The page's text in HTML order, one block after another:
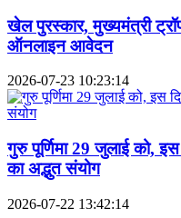
खेल पुरस्कार, मुख्यमंत्री
ऑनलाइन आवेदन
2026-07-23 10:23:14
गुरु पूर्णिमा 29 जुलाई को, इस
का अद्भुत संयोग
2026-07-22 13:42:14